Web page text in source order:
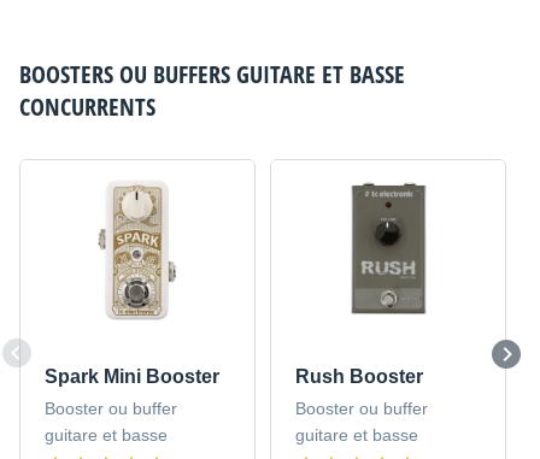
BOOSTERS OU BUFFERS GUITARE ET BASSE
CONCURRENTS
Spark Mini Booster
Booster ou buffer
guitare et basse
Rush Booster
Booster ou buffer
guitare et basse